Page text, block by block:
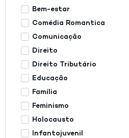
Bem-estar
Comédia Romantica
Comunicação
Direito
Direito Tributário
Educação
Família
Feminismo
Holocausto
Infantojuvenil